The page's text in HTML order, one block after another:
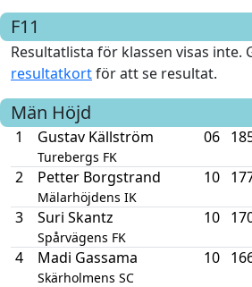
F11
Resultatlista för klassen visas inte.
resultatkortför att se resultat.
Män Höjd
1
Gustav Källström
Turebergs FK
06
2 Petter Borgstrand
Mälarhöjdens IK
10
3 Suri Skantz
Spårvägens FK
10
4 Madi Gassama
Skärholmens SC
10